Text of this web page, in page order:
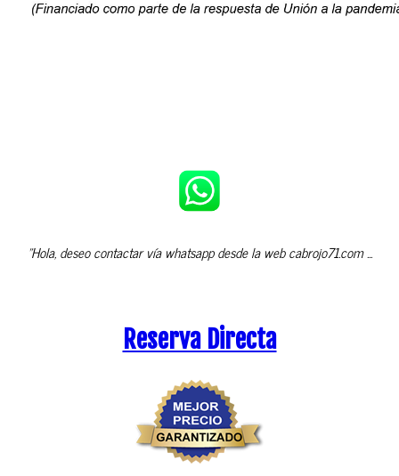
"Hola, deseo contactar vía whatsapp desde la web cabrojo71.com ...
Reserva Directa